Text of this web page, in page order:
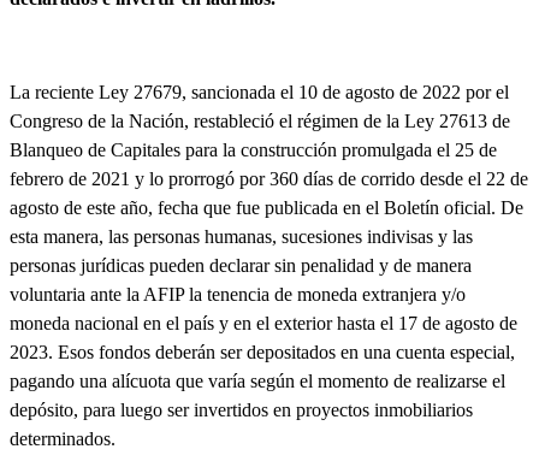
La reciente Ley 27679, sancionada el 10 de agosto de 2022 por el
Congreso de la Nación, restableció el régimen de la Ley 27613 de
Blanqueo de Capitales para la construcción promulgada el 25 de
febrero de 2021 y lo prorrogó por 360 días de corrido desde el 22 de
agosto de este año, fecha que fue publicada en el Boletín oficial. De
esta manera, las personas humanas, sucesiones indivisas y las
personas jurídicas pueden declarar sin penalidad y de manera
voluntaria ante la AFIP la tenencia de moneda extranjera y/o
moneda nacional en el país y en el exteriorhasta el 17 de agosto de
2023. Esos fondos deberán ser depositados en una cuenta especial,
pagando una alícuota que varía según el momento de realizarse el
depósito, para luego ser invertidos en proyectos inmobiliarios
determinados.